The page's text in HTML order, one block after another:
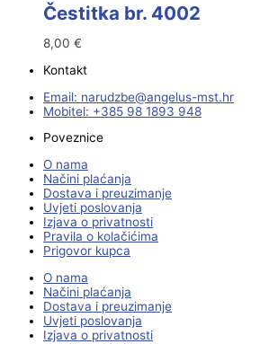
Čestitka br. 4002
8,00 €
Kontakt
Email:
rh.tsm-sulegna
@ebzduran
Mobitel: +385 98 1893 948
Poveznice
O nama
Načini plaćanja
Dostava i preuzimanje
Uvjeti poslovanja
Izjava o privatnosti
Pravila o kolačićima
Prigovor kupca
O nama
Načini plaćanja
Dostava i preuzimanje
Uvjeti poslovanja
Izjava o privatnosti